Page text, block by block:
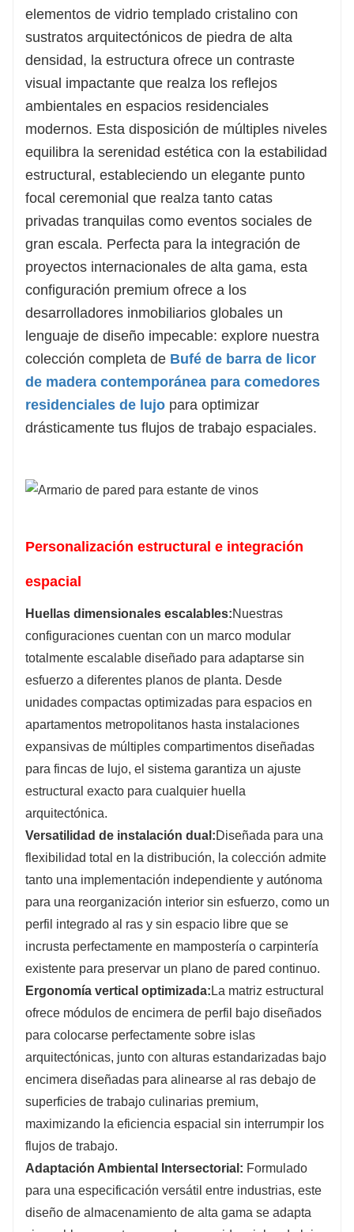
elementos de vidrio templado cristalino con
sustratos arquitectónicos de piedra de alta
densidad, la estructura ofrece un contraste
visual impactante que realza los reflejos
ambientales en espacios residenciales
modernos. Esta disposición de múltiples niveles
equilibra la serenidad estética con la estabilidad
estructural, estableciendo un elegante punto
focal ceremonial que realza tanto catas
privadas tranquilas como eventos sociales de
gran escala. Perfecta para la integración de
proyectos internacionales de alta gama, esta
configuración premium ofrece a los
desarrolladores inmobiliarios globales un
lenguaje de diseño impecable: explore nuestra
colección completa de Bufé de barra de licor
de madera contemporánea para comedores
residenciales de lujo para optimizar
drásticamente tus flujos de trabajo espaciales.
Personalización estructural e integración
espacial
Huellas dimensionales escalables:Nuestras
configuraciones cuentan con un marco modular
totalmente escalable diseñado para adaptarse sin
esfuerzo a diferentes planos de planta. Desde
unidades compactas optimizadas para espacios en
apartamentos metropolitanos hasta instalaciones
expansivas de múltiples compartimentos diseñadas
para fincas de lujo, el sistema garantiza un ajuste
estructural exacto para cualquier huella
arquitectónica.
Versatilidad de instalación dual:Diseñada para una
flexibilidad total en la distribución, la colección admite
tanto una implementación independiente y autónoma
para una reorganización interior sin esfuerzo, como un
perfil integrado al ras y sin espacio libre que se
incrusta perfectamente en mampostería o carpintería
existente para preservar un plano de pared continuo.
Ergonomía vertical optimizada:La matriz estructural
ofrece módulos de encimera de perfil bajo diseñados
para colocarse perfectamente sobre islas
arquitectónicas, junto con alturas estandarizadas bajo
encimera diseñadas para alinearse al ras debajo de
superficies de trabajo culinarias premium,
maximizando la eficiencia espacial sin interrumpir los
flujos de trabajo.
Adaptación Ambiental Intersectorial: Formulado
para una especificación versátil entre industrias, este
diseño de almacenamiento de alta gama se adapta